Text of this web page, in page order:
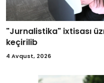
"Jurnalistika" ixtisası
keçirilib
4 Avqust, 2026